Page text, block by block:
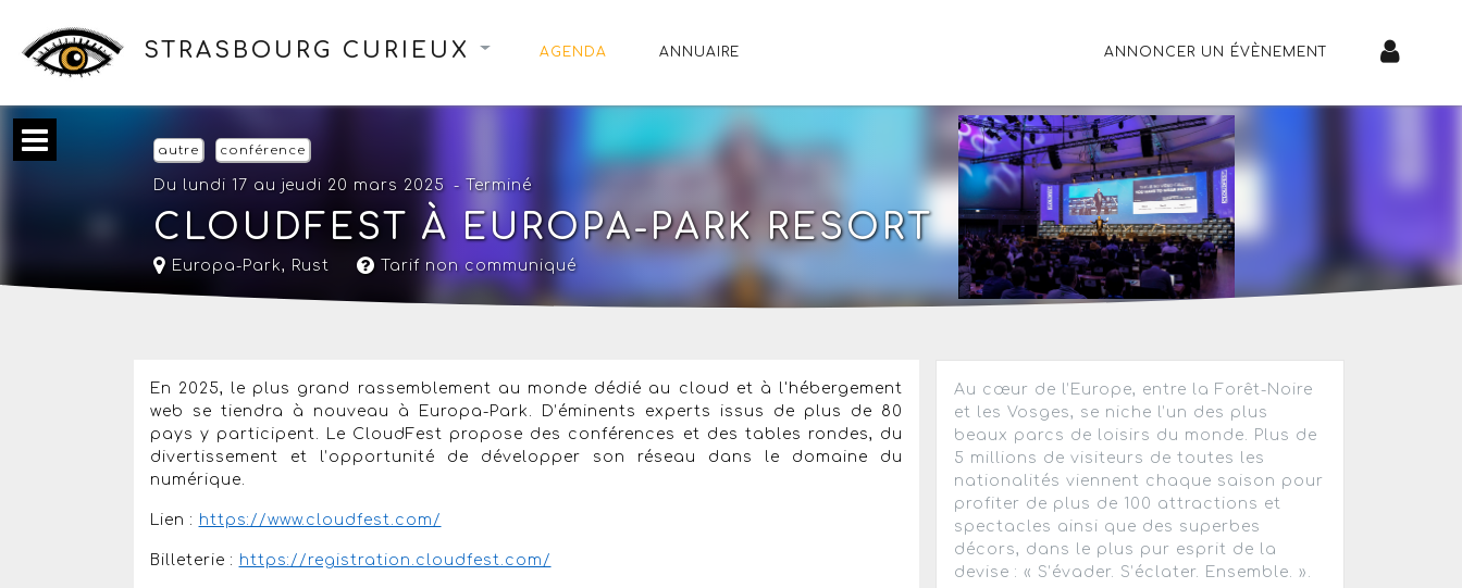
STRASBOURG CURIEUX AGENDA ANNUAIRE ANNONCER UN ÉVÈNEMENT
autre conférence
Du lundi 17 au jeudi 20 mars 2025 - Terminé
CLOUDFEST À EUROPA-PARK RESORT
Europa-Park, Rust Tarif non communiqué
En 2025, le plus grand rassemblement au monde dédié au cloud et à l'hébergement
web se tiendra à nouveau à Europa-Park. D’éminents experts issus de plus de 80
pays y participent. Le CloudFest propose des conférences et des tables rondes, du
divertissement et l’opportunité de développer son réseau dans le domaine du
numérique.
Lien : https://www.cloudfest.com/
Billeterie : https://registration.cloudfest.com/
Au cœur de l’Europe, entre la Forêt-Noire
et les Vosges, se niche l’un des plus
beaux parcs de loisirs du monde. Plus de
5 millions de visiteurs de toutes les
nationalités viennent chaque saison pour
profiter de plus de 100 attractions et
spectacles ainsi que des superbes
décors, dans le plus pur esprit de la
devise : « S’évader. S’éclater. Ensemble. ».